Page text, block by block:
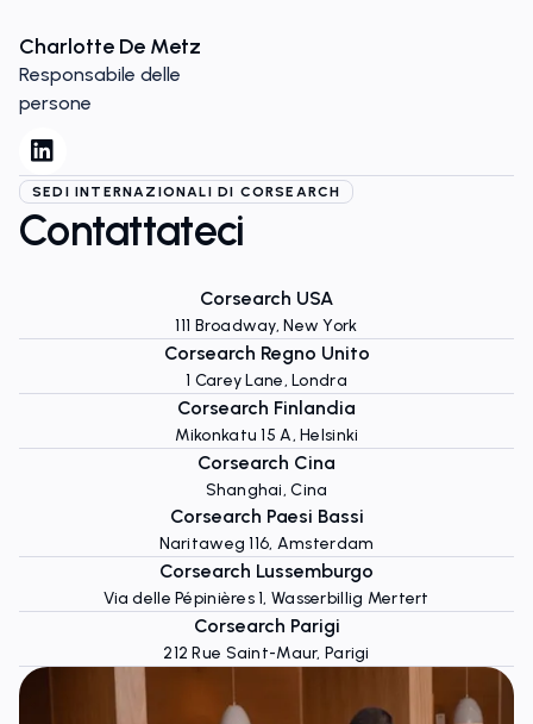
Charlotte De Metz
Responsabile delle
persone
SEDI INTERNAZIONALI DI CORSEARCH
Contattateci
Corsearch USA
111 Broadway, New York
Corsearch Regno Unito
1 Carey Lane, Londra
Corsearch Finlandia
Mikonkatu 15 A, Helsinki
Corsearch Cina
Shanghai, Cina
Corsearch Paesi Bassi
Naritaweg 116, Amsterdam
Corsearch Lussemburgo
Via delle Pépinières 1, Wasserbillig Mertert
Corsearch Parigi
212 Rue Saint-Maur, Parigi